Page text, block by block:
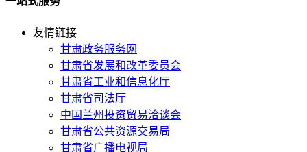
友情链接
甘肃政务服务网
甘肃省发展和改革委员会
甘肃省工业和信息化厅
甘肃省司法厅
中国兰州投资贸易洽谈会
甘肃省公共资源交易局
甘肃省广播电视局